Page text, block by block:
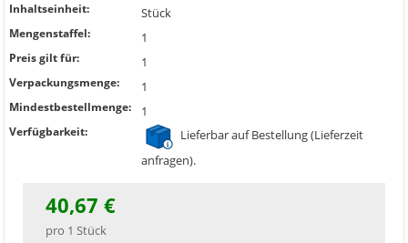
Inhaltseinheit: Stück
Mengenstaffel: 1
Preis gilt für: 1
Verpackungsmenge: 1
Mindestbestellmenge: 1
Verfügbarkeit:
Lieferbar auf Bestellung (Lieferzeit
anfragen).
40,67 €
pro 1 Stück